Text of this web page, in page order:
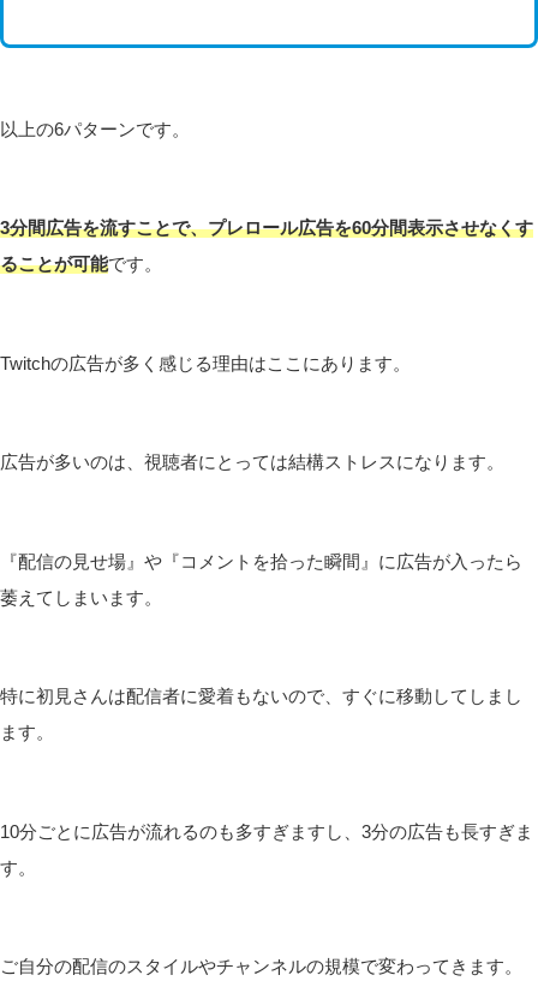
以上の6パターンです。
3分間広告を流すことで、プレロール広告を60分間表示させなくす
ることが可能です。
Twitchの広告が多く感じる理由はここにあります。
広告が多いのは、視聴者にとっては結構ストレスになります。
『配信の見せ場』や『コメントを拾った瞬間』に広告が入ったら
萎えてしまいます。
特に初見さんは配信者に愛着もないので、すぐに移動してしまし
ます。
10分ごとに広告が流れるのも多すぎますし、3分の広告も長すぎま
す。
ご自分の配信のスタイルやチャンネルの規模で変わってきます。